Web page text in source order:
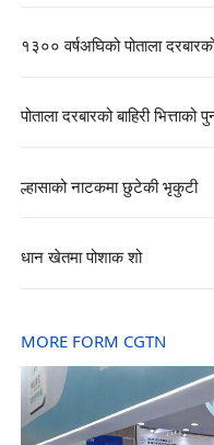
१३०० वर्षअघिको पोताला
पोताला दरबारको बाहिरी भित्ताको
ल्हासाको नाटकमा छुटेकी भृकुटी
धान खेतमा पोशाक शो
MORE FORM CGTN